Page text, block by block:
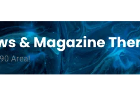
176
Politique